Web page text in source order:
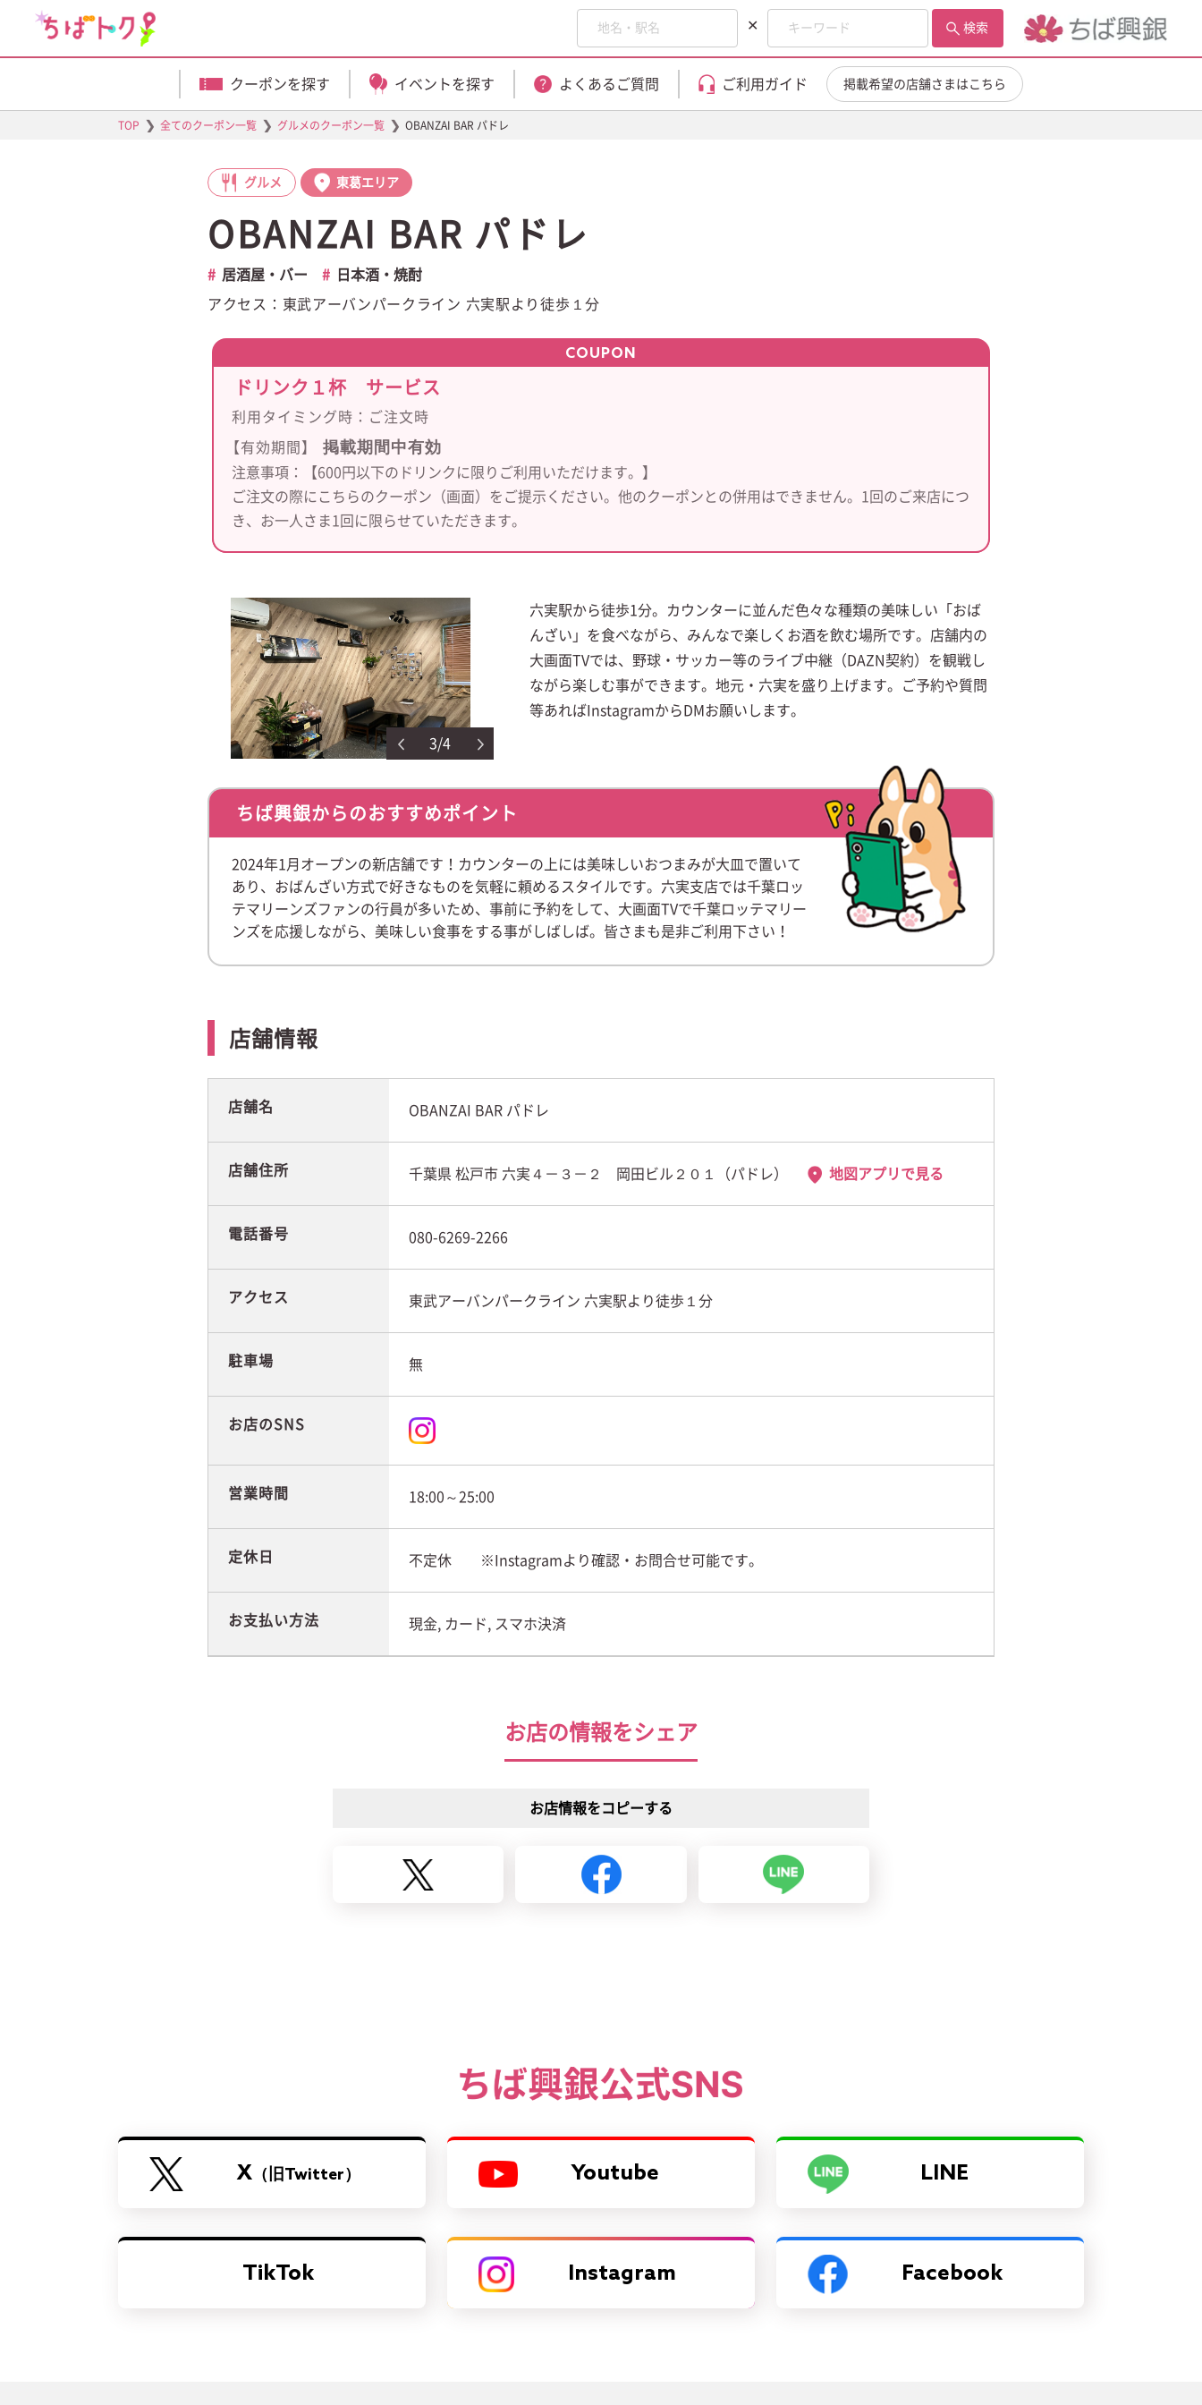
✕ 検索
クーポンを探す イベントを探す よくあるご質問 ご利用ガイド 掲載希望の店舗さまはこちら
TOP ❯ 全てのクーポン一覧 ❯ グルメのクーポン一覧 ❯ OBANZAI BAR パドレ
グルメ 東葛エリア
OBANZAI BAR パドレ
居酒屋・バー 日本酒・焼酎
アクセス：東武アーバンパークライン 六実駅より徒歩１分
COUPON
ドリンク１杯 サービス
利用タイミング時： ご注文時
【有効期間】 掲載期間中有効
注意事項：【600円以下のドリンクに限りご利用いただけます。】
ご注文の際にこちらのクーポン（画面）をご提示ください。他のクーポンとの併用はできません。1回のご来店につ
き、お一人さま1回に限らせていただきます。
3/4
六実駅から徒歩1分。カウンターに並んだ色々な種類の美味しい「おば
んざい」を食べながら、みんなで楽しくお酒を飲む場所です。店舗内の
大画面TVでは、野球・サッカー等のライブ中継（DAZN契約）を観戦し
ながら楽しむ事ができます。地元・六実を盛り上げます。ご予約や質問
等あればInstagramからDMお願いします。
ちば興銀からのおすすめポイント
2024年1月オープンの新店舗です！カウンターの上には美味しいおつまみが大皿で置いて
あり、おばんざい方式で好きなものを気軽に頼めるスタイルです。六実支店では千葉ロッ
テマリーンズファンの行員が多いため、事前に予約をして、大画面TVで千葉ロッテマリー
ンズを応援しながら、美味しい食事をする事がしばしば。皆さまも是非ご利用下さい！
店舗情報
店舗名 OBANZAI BAR パドレ
店舗住所 千葉県 松戸市 六実４－３－２ 岡田ビル２０１（パドレ） 地図アプリで見る
電話番号 080-6269-2266
アクセス 東武アーバンパークライン 六実駅より徒歩１分
駐車場 無
お店のSNS
営業時間 18:00～25:00
定休日 不定休 ※Instagramより確認・お問合せ可能です。
お支払い方法 現金, カード, スマホ決済
お店の情報をシェア
お店情報をコピーする
X （旧Twitter） Youtube LINE
TikTok Instagram Facebook